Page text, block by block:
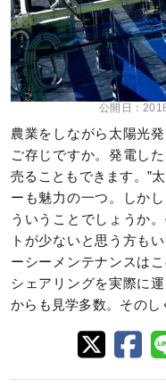
公開日：
農業をしながら太陽光
ご存じですか。発電し
売ることもできます。”
ーも魅力の一つ。しか
ういうことでしょうか
トが少ないと思う方も
ーシーメンテナンスは
シェアリングを実際に
からも見学多数。そのし